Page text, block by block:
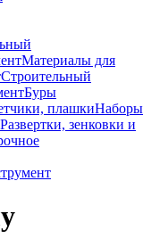
Материалы для
Строительный
Буры
плашкиНаборы
Развертки, зенковки и